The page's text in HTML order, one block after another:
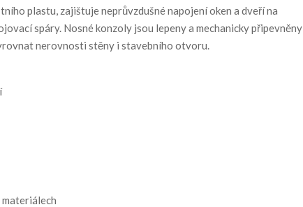
plastu, zajištuje neprůvzdušné napojení oken a dveří na
spáry. Nosné konzoly jsou lepeny a mechanicky připevněny
nerovnosti stěny i stavebního otvoru.